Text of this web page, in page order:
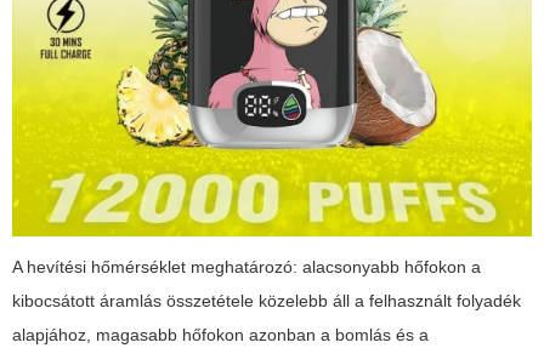
A hevítési hőmérséklet meghatározó: alacsonyabb hőfokon a
kibocsátott áramlás összetétele közelebb áll a felhasznált folyadék
alapjához, magasabb hőfokon azonban a bomlás és a